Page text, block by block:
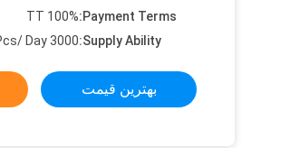
Payment Terms:
TT 100%
Supply Ability:
3000 Pcs/ Day
بهترین قیمت